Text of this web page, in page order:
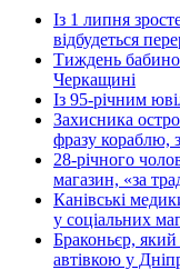
Із 1 липня
відбудеться
Тиждень
Черкащині
Із 95-річним
Захисника
фразу кораблю,
28-річного
магазин, «за
Канівські
у соціальних
Браконьєр,
автівкою у